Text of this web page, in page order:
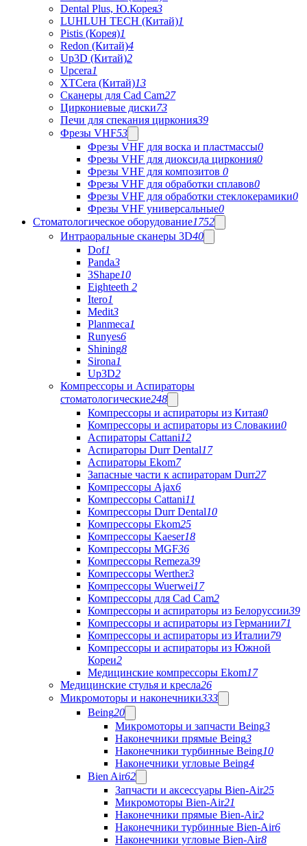
Dental Plus, Ю.Корея3
LUHLUH TECH (Китай)1
Pistis (Корея)1
Redon (Китай)4
Up3D (Китай)2
Upcera1
XTCera (Китай)13
Сканеры для Cad Cam27
Циркониевые диски73
Печи для спекания циркония39
Фрезы VHF53
Фрезы VHF для воска и пластмассы0
Фрезы VHF для диоксида циркония0
Фрезы VHF для композитов 0
Фрезы VHF для обработки сплавов0
Фрезы VHF для обработки стеклокерамики0
Фрезы VHF универсальные0
Стоматологическое оборудование1752
Интраоральные сканеры 3D40
Dof1
Panda3
3Shape10
Eighteeth 2
Itero1
Medit3
Planmeca1
Runyes6
Shining8
Sirona1
Up3D2
Компрессоры и Аспираторы
стоматологические248
Компрессоры и аспираторы из Китая0
Компрессоры и аспираторы из Словакии0
Аспираторы Cattani12
Аспираторы Durr Dental17
Аспираторы Ekom7
Запасные части к аспираторам Durr27
Компрессоры Ajax6
Компрессоры Cattani11
Компрессоры Durr Dental10
Компрессоры Ekom25
Компрессоры Kaeser18
Компрессоры MGF36
Компрессоры Remeza39
Компрессоры Werther3
Компрессоры Wuerwei17
Компрессоры для Cad Cam2
Компрессоры и аспираторы из Белоруссии39
Компрессоры и аспираторы из Германии71
Компрессоры и аспираторы из Италии79
Компрессоры и аспираторы из Южной
Кореи2
Медицинские компрессоры Ekom17
Медицинские стулья и кресла26
Микромоторы и наконечники333
Being20
Микромоторы и запчасти Being3
Наконечники прямые Being3
Наконечники турбинные Being10
Наконечники угловые Being4
Bien Air62
Запчасти и аксессуары Bien-Air25
Микромоторы Bien-Air21
Наконечники прямые Bien-Air2
Наконечники турбинные Bien-Air6
Наконечники угловые Bien-Air8